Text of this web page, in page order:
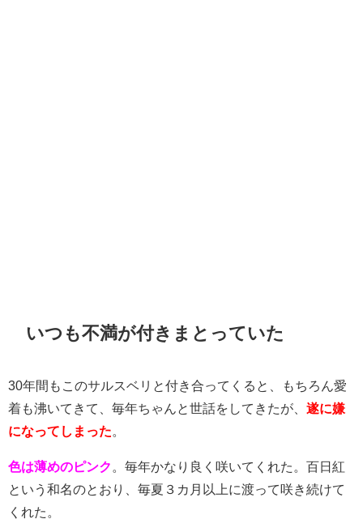
いつも不満が付きまとっていた
30年間もこのサルスベリと付き合ってくると、もちろん愛
着も沸いてきて、毎年ちゃんと世話をしてきたが、 遂に嫌
になってしまった
色は薄めのピンク
。毎年かなり良く咲いてくれた。百日紅
という和名のとおり、毎夏３カ月以上に渡って咲き続けて
くれた。